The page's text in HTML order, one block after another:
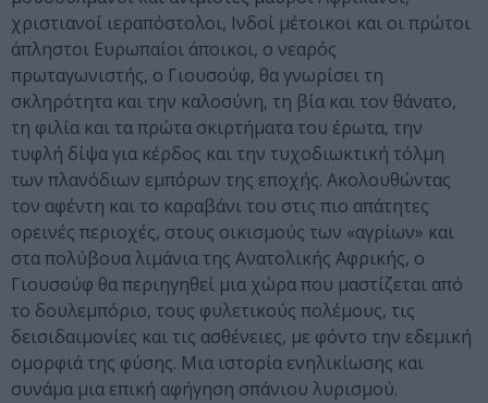
χριστιανοί ιεραπόστολοι, Ινδοί μέτοικοι και οι πρώτοι
άπληστοι Ευρωπαίοι άποικοι, ο νεαρός
πρωταγωνιστής, ο Γιουσούφ, θα γνωρίσει τη
σκληρότητα και την καλοσύνη, τη βία και τον θάνατο,
τη φιλία και τα πρώτα σκιρτήματα του έρωτα, την
τυφλή δίψα για κέρδος και την τυχοδιωκτική τόλμη
των πλανόδιων εμπόρων της εποχής. Ακολουθώντας
τον αφέντη και το καραβάνι του στις πιο απάτητες
ορεινές περιοχές, στους οικισμούς των «αγρίων» και
στα πολύβουα λιμάνια της Ανατολικής Αφρικής, ο
Γιουσούφ θα περιηγηθεί μια χώρα που μαστίζεται από
το δουλεμπόριο, τους φυλετικούς πολέμους, τις
δεισιδαιμονίες και τις ασθένειες, με φόντο την εδεμική
ομορφιά της φύσης. Μια ιστορία ενηλικίωσης και
συνάμα μια επική αφήγηση σπάνιου λυρισμού.